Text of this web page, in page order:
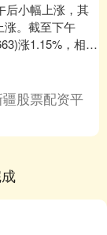
后小幅上涨，其
涨。截至下午
涨1.15%，相关
、江....
疆股票配资平